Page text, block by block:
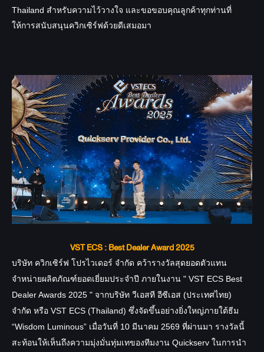
Thailand สำหรับความไว้วางใจ และขอขอบคุณลูกค้าทุกท่านที่
ให้การสนับสนุนควิกเซิร์ฟด้วยดีเสมอมา
VST ECS : Best Dealer Award 2025
บริษัท ควิกเซิร์ฟ โปรไวเดอร์ จำกัด คว้ารางวัลสุดยอดตัวแทน
จำหน่ายผลิตภัณฑ์ยอดเยี่ยมประจำปี ภายในงาน " VST ECS Best
Dealer Awards 2025 " จากบริษัท วีเอสที อีซีเอส (ประเทศไทย)
จำกัด หรือ VST ECS (Thailand) ซึ่งจัดขึ้นอย่างยิ่งใหญ่ภายใต้ธีม
“Wisdom Luminous” เมื่อวันที่ 10 มีนาคม 2569 ที่ผ่านมา รางวัลนี้
สะท้อนให้เห็นถึงความมุ่งมั่นทุ่มเทของทีมงาน Quickserv ในการนำ